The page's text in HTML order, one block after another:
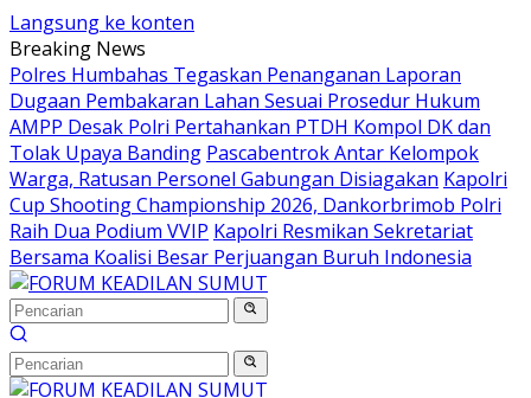
Langsung ke konten
Breaking News
Polres Humbahas Tegaskan Penanganan Laporan
Dugaan Pembakaran Lahan Sesuai Prosedur Hukum
AMPP Desak Polri Pertahankan PTDH Kompol DK dan
Tolak Upaya Banding Pascabentrok Antar Kelompok
Warga, Ratusan Personel Gabungan Disiagakan Kapolri
Cup Shooting Championship 2026, Dankorbrimob Polri
Raih Dua Podium VVIP Kapolri Resmikan Sekretariat
Bersama Koalisi Besar Perjuangan Buruh Indonesia